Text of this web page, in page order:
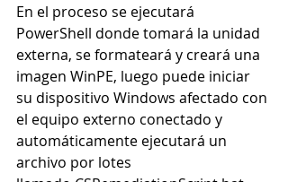
En el proceso se ejecutará
PowerShell donde tomará la unidad
externa, se formateará y creará una
imagen WinPE, luego puede iniciar
su dispositivo Windows afectado con
el equipo externo conectado y
automáticamente ejecutará un
archivo por lotes